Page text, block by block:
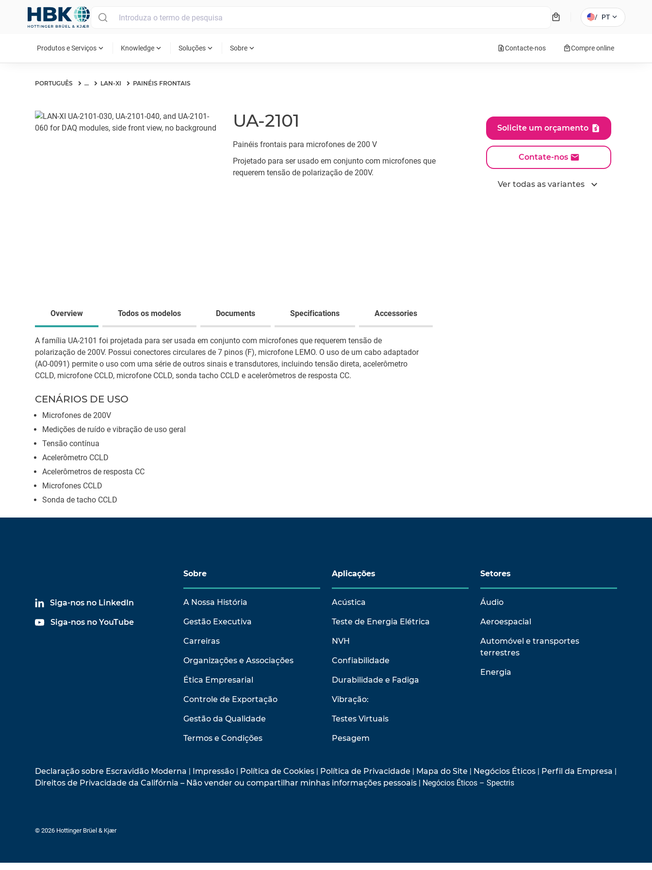
local_mall / PT expand_more
Produtos e Serviços expand_more Knowledge expand_more Soluções expand_more Sobre expand_more request_quoteContacte-nos local_mallCompre online
PORTUGUÊS ... LAN-XI PAINÉIS FRONTAIS
UA-2101
Painéis frontais para microfones de 200 V
Projetado para ser usado em conjunto com microfones que
requerem tensão de polarização de 200V.
Solicite um orçamento
Contate-nos
Ver todas as variantes expand_more
Overview Todos os modelos Documents Specifications Accessories
A família UA-2101 foi projetada para ser usada em conjunto com microfones que requerem tensão de
polarização de 200V. Possui conectores circulares de 7 pinos (F), microfone LEMO. O uso de um cabo adaptador
(AO-0091) permite o uso com uma série de outros sinais e transdutores, incluindo tensão direta, acelerômetro
CCLD, microfone CCLD, microfone CCLD, sonda tacho CCLD e acelerômetros de resposta CC.
CENÁRIOS DE USO
Microfones de 200V
Medições de ruído e vibração de uso geral
Tensão contínua
Acelerômetro CCLD
Acelerômetros de resposta CC
Microfones CCLD
Sonda de tacho CCLD
Siga-nos no LinkedIn
Siga-nos no YouTube
Sobre
A Nossa História
Gestão Executiva
Carreiras
Organizações e Associações
Ética Empresarial
Controle de Exportação
Gestão da Qualidade
Termos e Condições
Aplicações
Acústica
Teste de Energia Elétrica
NVH
Confiabilidade
Durabilidade e Fadiga
Vibração:
Testes Virtuais
Pesagem
Setores
Áudio
Aeroespacial
Automóvel e transportes
terrestres
Energia
Declaração sobre Escravidão Moderna | Impressão | Política de Cookies | Política de Privacidade | Mapa do Site | Negócios Éticos | Perfil da Empresa |
Direitos de Privacidade da Califórnia – Não vender ou compartilhar minhas informações pessoais | Negócios Éticos – Spectris
© 2026 Hottinger Brüel & Kjær